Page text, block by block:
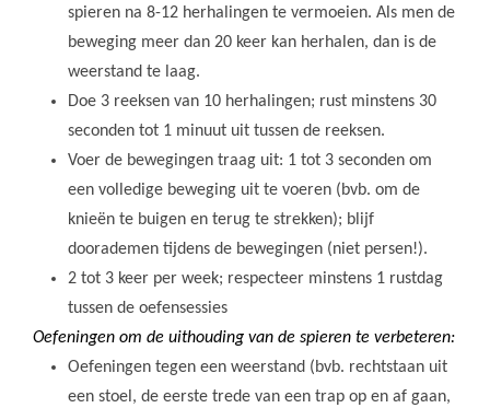
spieren na 8-12 herhalingen te vermoeien. Als men de
beweging meer dan 20 keer kan herhalen, dan is de
weerstand te laag.
Doe 3 reeksen van 10 herhalingen; rust minstens 30
seconden tot 1 minuut uit tussen de reeksen.
Voer de bewegingen traag uit: 1 tot 3 seconden om
een volledige beweging uit te voeren (bvb. om de
knieën te buigen en terug te strekken); blijf
doorademen tijdens de bewegingen (niet persen!).
2 tot 3 keer per week; respecteer minstens 1 rustdag
tussen de oefensessies
Oefeningen om de uithouding van de spieren te verbeteren:
Oefeningen tegen een weerstand (bvb. rechtstaan uit
een stoel, de eerste trede van een trap op en af gaan,